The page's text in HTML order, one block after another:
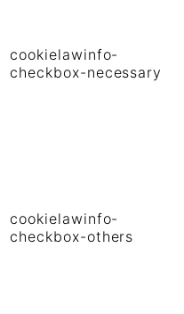
cookielawinfo-
checkbox-necessary
cookielawinfo-
checkbox-others